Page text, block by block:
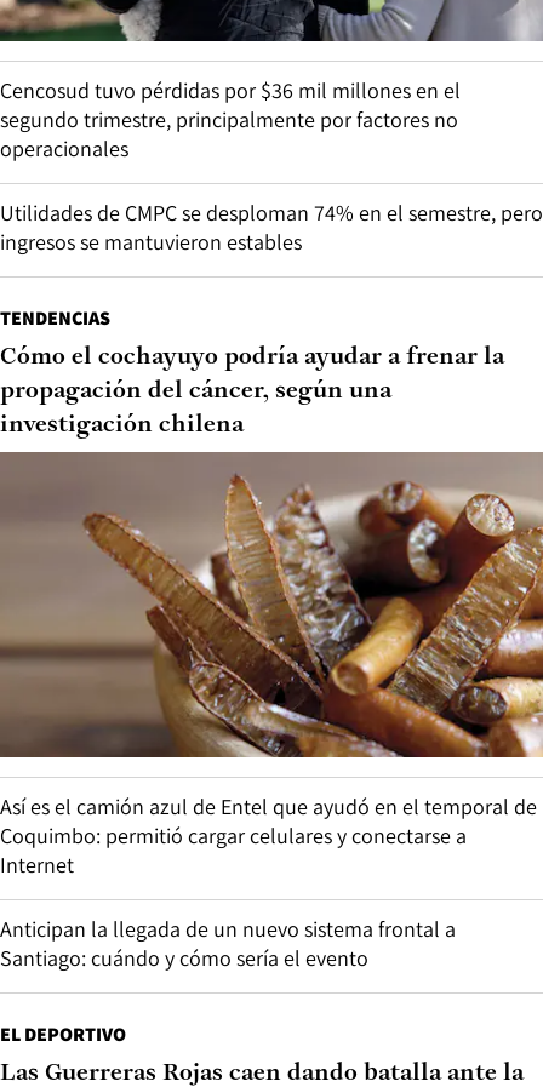
Cencosud tuvo pérdidas por $36 mil millones en el
segundo trimestre, principalmente por factores no
operacionales
Utilidades de CMPC se desploman 74% en el semestre, pero
ingresos se mantuvieron estables
TENDENCIAS
Cómo el cochayuyo podría ayudar a frenar la
propagación del cáncer, según una
investigación chilena
Así es el camión azul de Entel que ayudó en el temporal de
Coquimbo: permitió cargar celulares y conectarse a
Internet
Anticipan la llegada de un nuevo sistema frontal a
Santiago: cuándo y cómo sería el evento
EL DEPORTIVO
Las Guerreras Rojas caen dando batalla ante la